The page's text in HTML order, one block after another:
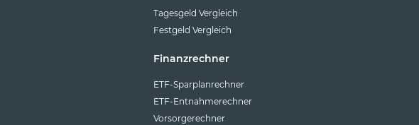
Tagesgeld Vergleich
Festgeld Vergleich
Finanzrechner
ETF-Sparplanrechner
ETF-Entnahmerechner
Vorsorgerechner